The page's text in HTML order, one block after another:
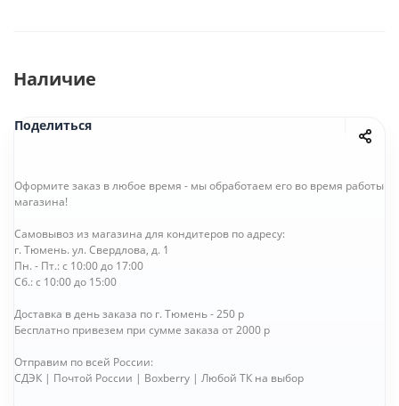
Наличие
Поделиться
Оформите заказ в любое время - мы обработаем его во время работы
магазина!
Самовывоз из магазина для кондитеров по адресу:
г. Тюмень. ул. Свердлова, д. 1
Пн. - Пт.: с 10:00 до 17:00
Сб.: с 10:00 до 15:00
Доставка в день заказа по г. Тюмень - 250 р
Бесплатно привезем при сумме заказа от 2000 р
Отправим по всей России:
СДЭК | Почтой России | Boxberry | Любой ТК на выбор